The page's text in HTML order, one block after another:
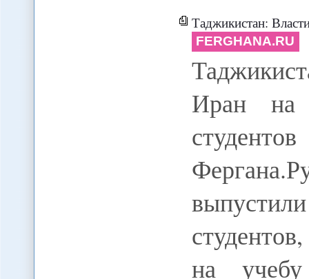
Таджикистан: Власти не
FERGHANA.RU
Иран на
на